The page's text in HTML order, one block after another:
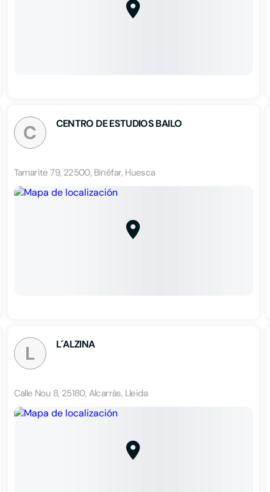
C CENTRO DE ESTUDIOS BAILO
Tamarite 79, 22500, Binéfar, Huesca
L L´ALZINA
Calle Nou 8, 25180, Alcarràs, Lleida